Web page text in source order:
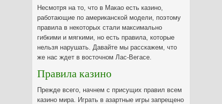
Несмотря на то, что в Макао есть казино,
работающие по американской модели, поэтому
правила в некоторых стали максимально
гибкими и мягкими, но есть правила, которые
нельзя нарушать. Давайте мы расскажем, что
же нас ждет в восточном Лас-Вегасе.
Правила казино
Прежде всего, начнем с присущих правил всем
казино мира. Играть в азартные игры запрещено